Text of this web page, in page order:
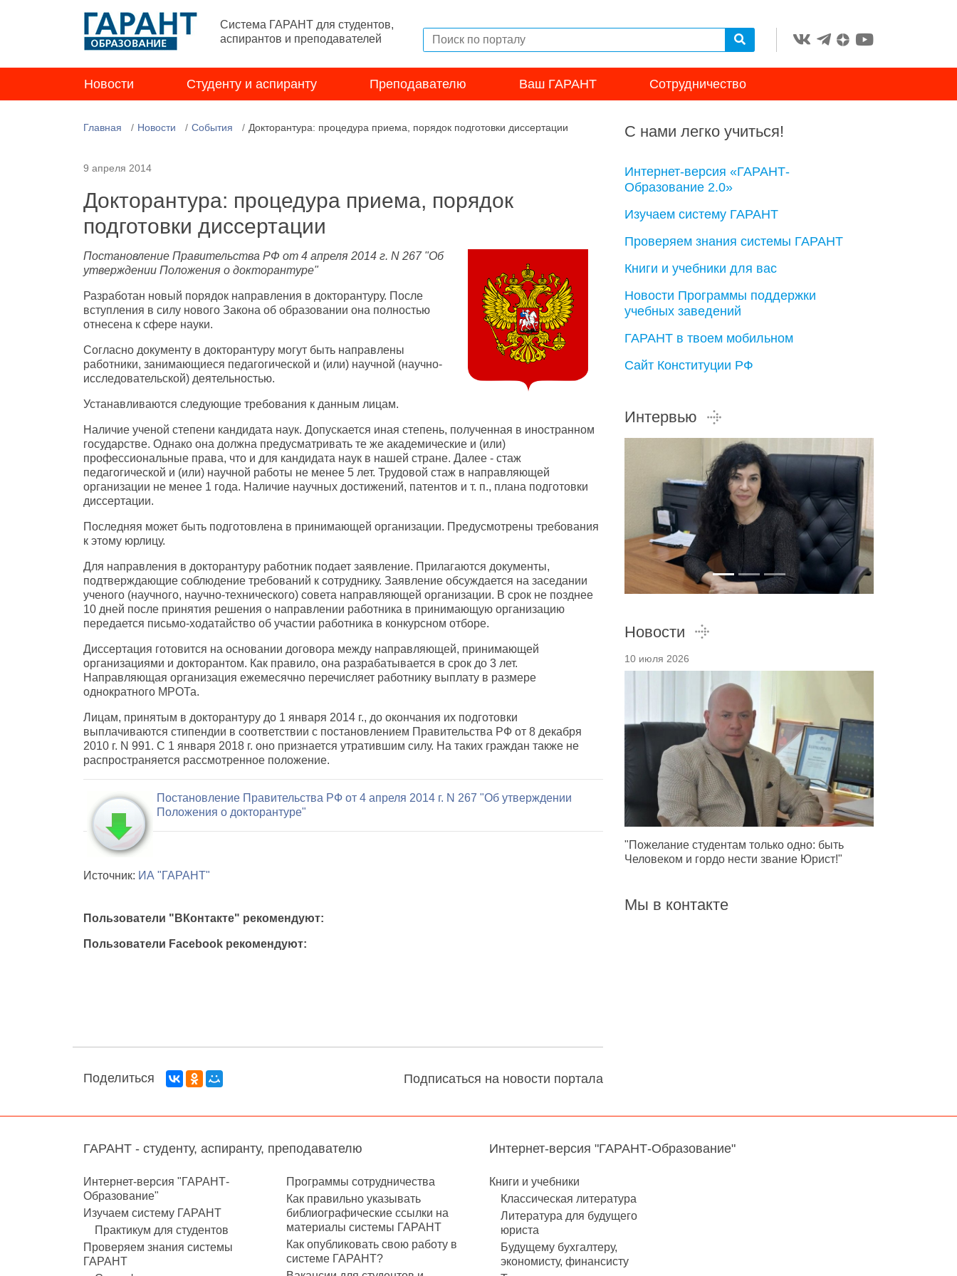
Система ГАРАНТ для студентов,
аспирантов и преподавателей
Новости Студенту и аспиранту Преподавателю Ваш ГАРАНТ Сотрудничество
Главная Новости События Докторантура: процедура приема, порядок подготовки диссертации
9 апреля 2014
Докторантура: процедура приема, порядок
подготовки диссертации
Постановление Правительства РФ от 4 апреля 2014 г. N 267 "Об
утверждении Положения о докторантуре"
Разработан новый порядок направления в докторантуру. После
вступления в силу нового Закона об образовании она полностью
отнесена к сфере науки.
Согласно документу в докторантуру могут быть направлены
работники, занимающиеся педагогической и (или) научной (научно-
исследовательской) деятельностью.
Устанавливаются следующие требования к данным лицам.
Наличие ученой степени кандидата наук. Допускается иная степень, полученная в иностранном
государстве. Однако она должна предусматривать те же академические и (или)
профессиональные права, что и для кандидата наук в нашей стране. Далее - стаж
педагогической и (или) научной работы не менее 5 лет. Трудовой стаж в направляющей
организации не менее 1 года. Наличие научных достижений, патентов и т. п., плана подготовки
диссертации.
Последняя может быть подготовлена в принимающей организации. Предусмотрены требования
к этому юрлицу.
Для направления в докторантуру работник подает заявление. Прилагаются документы,
подтверждающие соблюдение требований к сотруднику. Заявление обсуждается на заседании
ученого (научного, научно-технического) совета направляющей организации. В срок не позднее
10 дней после принятия решения о направлении работника в принимающую организацию
передается письмо-ходатайство об участии работника в конкурсном отборе.
Диссертация готовится на основании договора между направляющей, принимающей
организациями и докторантом. Как правило, она разрабатывается в срок до 3 лет.
Направляющая организация ежемесячно перечисляет работнику выплату в размере
однократного МРОТа.
Лицам, принятым в докторантуру до 1 января 2014 г., до окончания их подготовки
выплачиваются стипендии в соответствии с постановлением Правительства РФ от 8 декабря
2010 г. N 991. С 1 января 2018 г. оно признается утратившим силу. На таких граждан также не
распространяется рассмотренное положение.
Постановление Правительства РФ от 4 апреля 2014 г. N 267 "Об утверждении
Положения о докторантуре"
Источник: ИА "ГАРАНТ"
Пользователи "ВКонтакте" рекомендуют:
Пользователи Facebook рекомендуют:
Поделиться Подписаться на новости портала
С нами легко учиться!
Интернет-версия «ГАРАНТ-
Образование 2.0»
Изучаем систему ГАРАНТ
Проверяем знания системы ГАРАНТ
Книги и учебники для вас
Новости Программы поддержки
учебных заведений
ГАРАНТ в твоем мобильном
Сайт Конституции РФ
Интервью
Новости
10 июля 2026
"Пожелание студентам только одно: быть
Человеком и гордо нести звание Юрист!"
Мы в контакте
ГАРАНТ - студенту, аспиранту, преподавателю
Интернет-версия "ГАРАНТ-
Образование"
Изучаем систему ГАРАНТ
Практикум для студентов
Проверяем знания системы
ГАРАНТ
Программы сотрудничества
Как правильно указывать
библиографические ссылки на
материалы системы ГАРАНТ
Как опубликовать свою работу в
системе ГАРАНТ?
Интернет-версия "ГАРАНТ-Образование"
Книги и учебники
Классическая литература
Литература для будущего
юриста
Будущему бухгалтеру,
экономисту, финансисту